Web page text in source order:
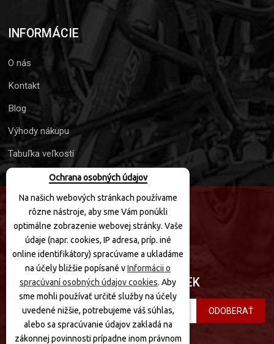
Ochrana osobných údajov
Na našich webových stránkach používame
rôzne nástroje, aby sme Vám ponúkli
optimálne zobrazenie webovej stránky. Vaše
údaje (napr. cookies, IP adresa, príp. iné
online identifikátory) spracúvame a ukladáme
na účely bližšie popísané vInformácii o
spracúvaní osobných údajov cookies. Aby
sme mohli používať určité služby na účely
uvedené nižšie, potrebujeme váš súhlas,
alebo sa spracúvanie údajov zakladá na
zákonnej povinnosti prípadne inom právnom
INFORMÁCIE
O nás
Kontakt
Blog
Výhody nákupu
Tabuľka veľkostí
SLEDUJTE NÁS
PRIHLÁSIŤ SA K ODBERU NOVINIEK
ODOBERAŤ